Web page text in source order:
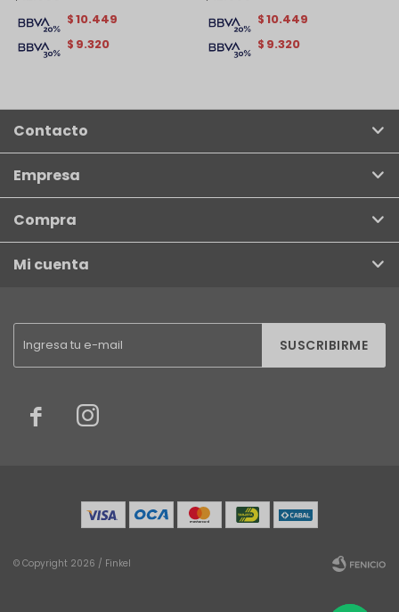
$ 9.320
$10.449
$ 9.320
$10.449
SUSCRIBIRME
 
Contacto
Empresa
Compra
Mi cuenta
© Copyright 2026 / Finkel